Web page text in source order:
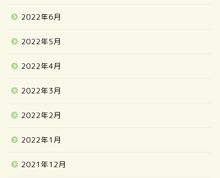
2022年6月
2022年5月
2022年4月
2022年3月
2022年2月
2022年1月
2021年12月